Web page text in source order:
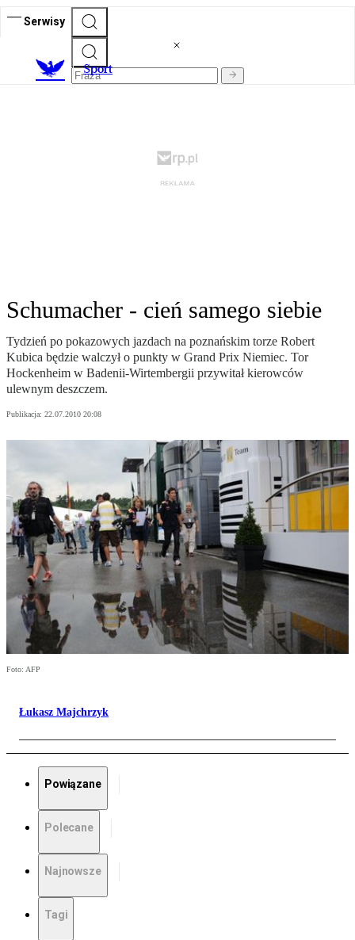
Serwisy
Sport
Schumacher - cień samego siebie
Tydzień po pokazowych jazdach na poznańskim torze Robert
Kubica będzie walczył o punkty w Grand Prix Niemiec. Tor
Hockenheim w Badenii-Wirtembergii przywitał kierowców
ulewnym deszczem.
Publikacja: 22.07.2010 20:08
Foto: AFP
Łukasz Majchrzyk
Powiązane
Polecane
Najnowsze
Tagi